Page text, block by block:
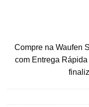
Compre na Waufen
com Entrega